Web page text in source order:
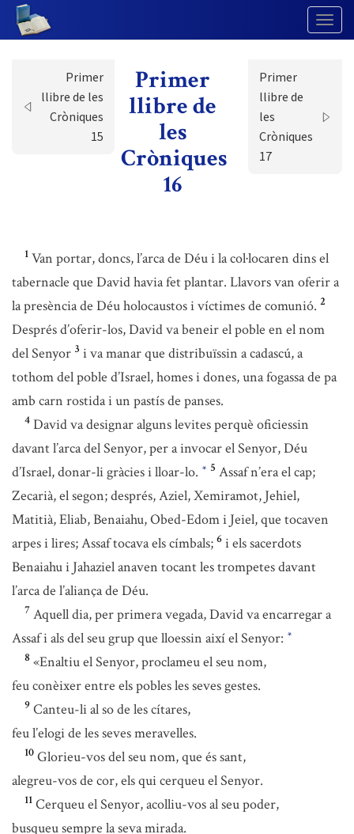
Primer
llibre de les
Cròniques
15
Primer
llibre de
les
Cròniques
16
Primer
llibre de
les
Cròniques
17
1 Van portar, doncs, l’arca de Déu i la col·locaren dins el
tabernacle que David havia fet plantar. Llavors van oferir a
la presència de Déu holocaustos i víctimes de comunió. 2
Després d’oferir-los, David va beneir el poble en el nom
del Senyor 3 i va manar que distribuïssin a cadascú, a
tothom del poble d’Israel, homes i dones, una fogassa de pa
amb carn rostida i un pastís de panses.
4 David va designar alguns levites perquè oficiessin
davant l’arca del Senyor, per a invocar el Senyor, Déu
d’Israel, donar-li gràcies i lloar-lo. * 5 Assaf n’era el cap;
Zecarià, el segon; després, Aziel, Xemiramot, Jehiel,
Matitià, Eliab, Benaiahu, Obed-Edom i Jeiel, que tocaven
arpes i lires; Assaf tocava els címbals; 6 i els sacerdots
Benaiahu i Jahaziel anaven tocant les trompetes davant
l’arca de l’aliança de Déu.
7 Aquell dia, per primera vegada, David va encarregar a
Assaf i als del seu grup que lloessin així el Senyor: *
8 «Enaltiu el Senyor, proclameu el seu nom,
feu conèixer entre els pobles les seves gestes.
9 Canteu-li al so de les cítares,
feu l’elogi de les seves meravelles.
10 Glorieu-vos del seu nom, que és sant,
alegreu-vos de cor, els qui cerqueu el Senyor.
11 Cerqueu el Senyor, acolliu-vos al seu poder,
busqueu sempre la seva mirada.